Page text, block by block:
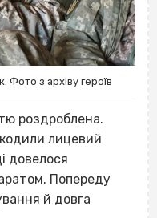
Фото з архіву героїв
роздроблена.
лицевий
довелося
Попереду
й довга